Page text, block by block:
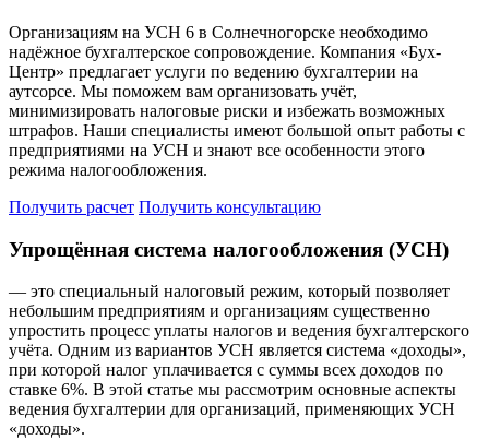
Организациям на УСН 6 в Солнечногорске необходимо
надёжное бухгалтерское сопровождение. Компания «Бух-
Центр» предлагает услуги по ведению бухгалтерии на
аутсорсе. Мы поможем вам организовать учёт,
минимизировать налоговые риски и избежать возможных
штрафов. Наши специалисты имеют большой опыт работы с
предприятиями на УСН и знают все особенности этого
режима налогообложения.
Получить расчет Получить консультацию
Упрощённая система налогообложения (УСН)
— это специальный налоговый режим, который позволяет
небольшим предприятиям и организациям существенно
упростить процесс уплаты налогов и ведения бухгалтерского
учёта. Одним из вариантов УСН является система «доходы»,
при которой налог уплачивается с суммы всех доходов по
ставке 6%. В этой статье мы рассмотрим основные аспекты
ведения бухгалтерии для организаций, применяющих УСН
«доходы».